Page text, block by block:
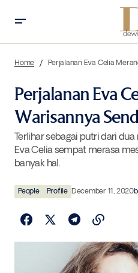
Home Perjalanan Eva Celia
Perjalanan Eva
Warisannya
Terlihar sebagai putri dari
Eva Celia sempat merasa
banyak hal.
People Profile December 11, 2020